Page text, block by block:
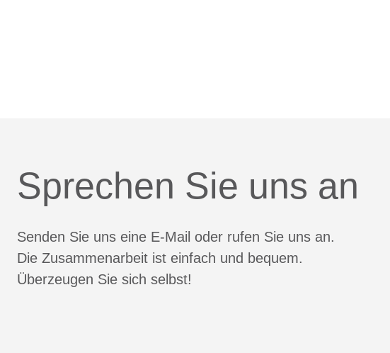
Sprechen Sie uns an
Senden Sie uns eine E-Mail oder rufen Sie uns an.
Die Zusammenarbeit ist einfach und bequem.
Überzeugen Sie sich selbst!